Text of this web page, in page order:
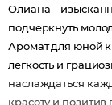
Олиана –
подчеркнуть
Аромат для юной
легкость и
наслаждаться